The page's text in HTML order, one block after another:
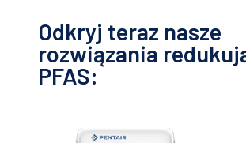
Odkryj teraz nasze
rozwiązania
PFAS: